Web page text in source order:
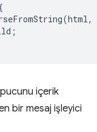
(html,
;
içerik
bir mesaj işleyici